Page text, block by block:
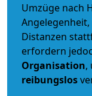
Umzüge nach
Distanzen
erfordern
Organisation,
reibungslos